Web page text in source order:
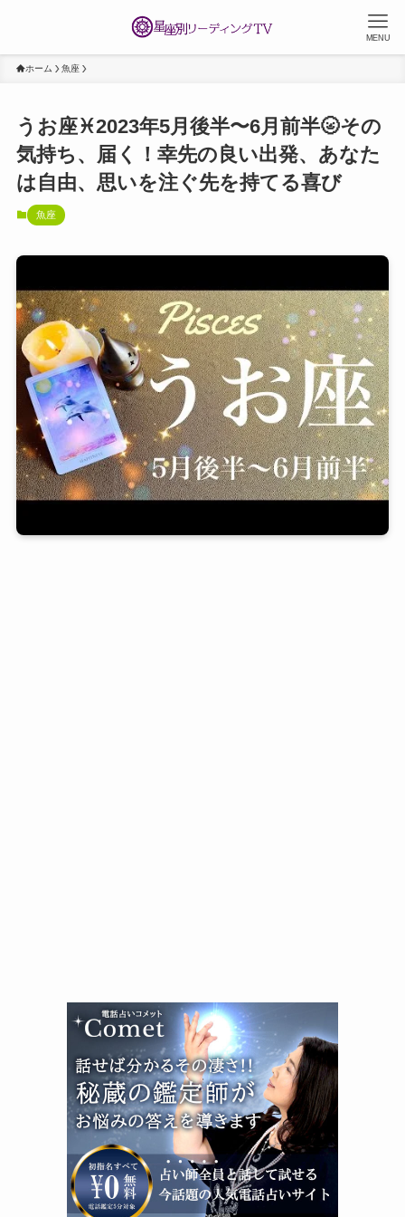
MENU
ホーム 魚座
うお座♓️2023年5月後半〜6月前半🌝その
気持ち、届く！幸先の良い出発、あなた
は自由、思いを注ぐ先を持てる喜び
魚座